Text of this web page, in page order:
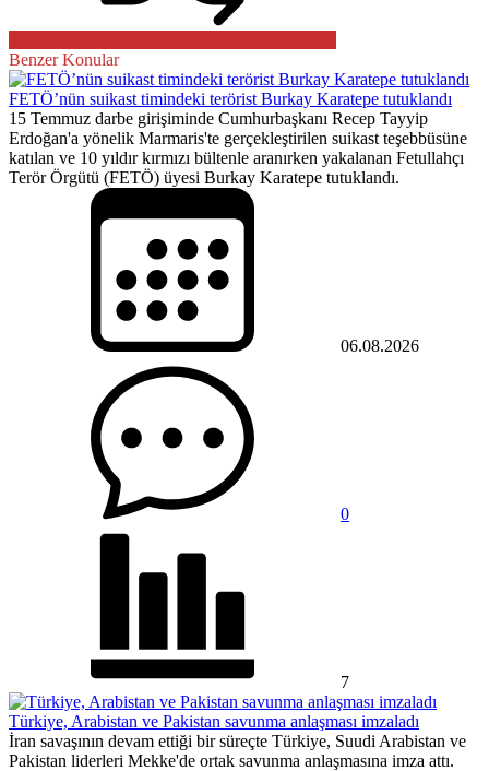
Benzer Konular
FETÖ’nün suikast timindeki terörist Burkay Karatepe tutuklandı
15 Temmuz darbe girişiminde Cumhurbaşkanı Recep Tayyip
Erdoğan'a yönelik Marmaris'te gerçekleştirilen suikast teşebbüsüne
katılan ve 10 yıldır kırmızı bültenle aranırken yakalanan Fetullahçı
Terör Örgütü (FETÖ) üyesi Burkay Karatepe tutuklandı.
06.08.2026
0
7
Türkiye, Arabistan ve Pakistan savunma anlaşması imzaladı
İran savaşının devam ettiği bir süreçte Türkiye, Suudi Arabistan ve
Pakistan liderleri Mekke'de ortak savunma anlaşmasına imza attı.